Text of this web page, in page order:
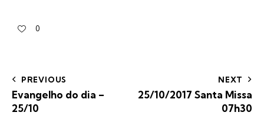
0
PREVIOUS
Evangelho do dia –
25/10
NEXT
25/10/2017 Santa Missa
07h30